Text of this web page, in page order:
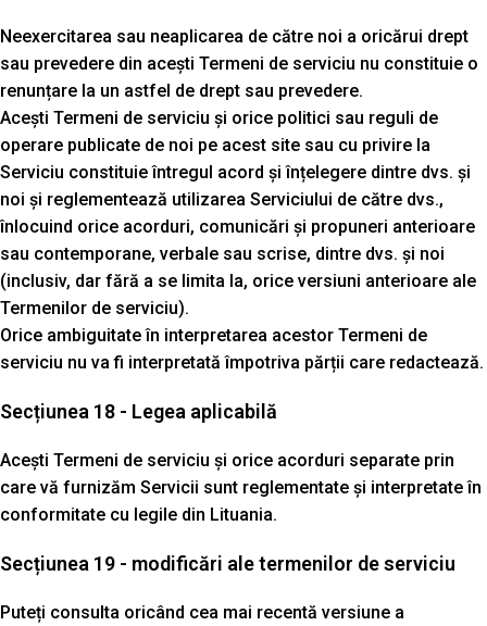
Neexercitarea sau neaplicarea de către noi a oricărui drept
sau prevedere din acești Termeni de serviciu nu constituie o
renunțare la un astfel de drept sau prevedere.
Acești Termeni de serviciu și orice politici sau reguli de
operare publicate de noi pe acest site sau cu privire la
Serviciu constituie întregul acord și înțelegere dintre dvs. și
noi și reglementează utilizarea Serviciului de către dvs.,
înlocuind orice acorduri, comunicări și propuneri anterioare
sau contemporane, verbale sau scrise, dintre dvs. și noi
(inclusiv, dar fără a se limita la, orice versiuni anterioare ale
Termenilor de serviciu).
Orice ambiguitate în interpretarea acestor Termeni de
serviciu nu va fi interpretată împotriva părții care redactează.
Secțiunea 18 - Legea aplicabilă
Acești Termeni de serviciu și orice acorduri separate prin
care vă furnizăm Servicii sunt reglementate și interpretate în
conformitate cu legile din Lituania.
Secțiunea 19 - modificări ale termenilor de serviciu
Puteți consulta oricând cea mai recentă versiune a